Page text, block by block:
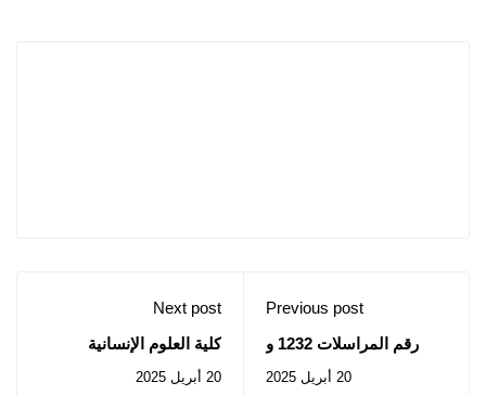
Previous post
رقم المراسلات 1232 و
1234 من مديرية التعاون
والتبادل الجامعي
20 أبريل 2025
Next post
كلية العلوم الإنسانية
والإجتماعية: إعلان عن
20 أبريل 2025